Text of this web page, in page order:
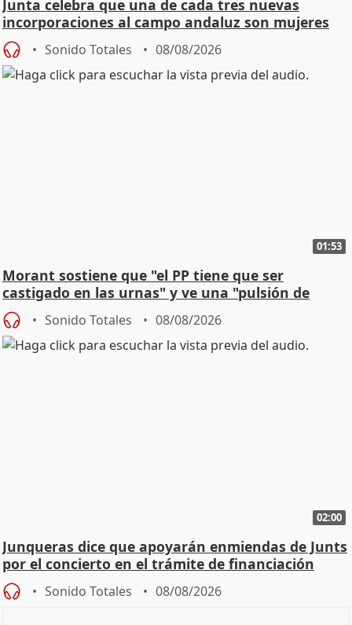
Junta celebra que una de cada tres nuevas
incorporaciones al campo andaluz son mujeres
jóvenes
Sonido Totales 08/08/2026
01:53
Morant sostiene que "el PP tiene que ser
castigado en las urnas" y ve una "pulsión de
cambio"
Sonido Totales 08/08/2026
02:00
Junqueras dice que apoyarán enmiendas de Junts
por el concierto en el trámite de financiación
Sonido Totales 08/08/2026